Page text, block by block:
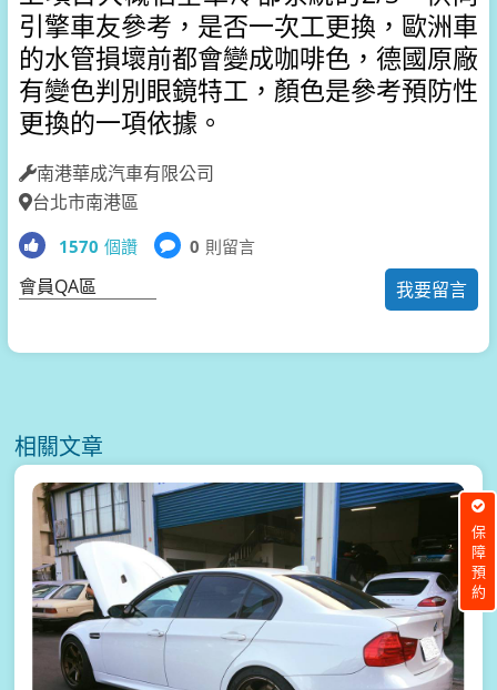
引擎車友參考，是否一次工更換，歐洲車
的水管損壞前都會變成咖啡色，德國原廠
有變色判別眼鏡特工，顏色是參考預防性
更換的一項依據。
南港華成汽車有限公司
台北市南港區
1570 個讚 0 則留言
我要留言
會員QA區
相關文章
保障預約